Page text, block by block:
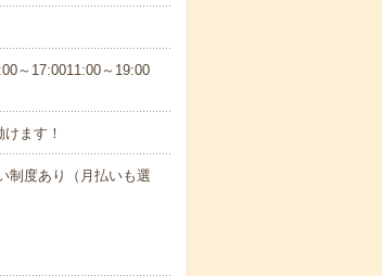
～17:0011:00～19:00
ます！
度あり（月払いも選